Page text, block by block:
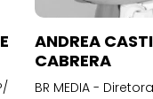
ANDREA
CABRERA
BR MEDIA -